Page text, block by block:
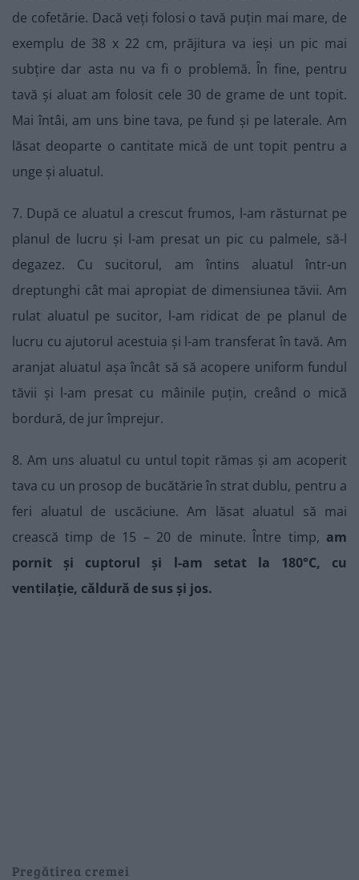
de cofetărie. Dacă veți folosi o tavă puțin mai mare, de
exemplu de 38 x 22 cm, prăjitura va ieși un pic mai
subțire dar asta nu va fi o problemă. În fine, pentru
tavă și aluat am folosit cele 30 de grame de unt topit.
Mai întâi, am uns bine tava, pe fund și pe laterale. Am
lăsat deoparte o cantitate mică de unt topit pentru a
unge și aluatul.
7. După ce aluatul a crescut frumos, l-am răsturnat pe
planul de lucru și l-am presat un pic cu palmele, să-l
degazez. Cu sucitorul, am întins aluatul într-un
dreptunghi cât mai apropiat de dimensiunea tăvii. Am
rulat aluatul pe sucitor, l-am ridicat de pe planul de
lucru cu ajutorul acestuia și l-am transferat în tavă. Am
aranjat aluatul așa încât să să acopere uniform fundul
tăvii și l-am presat cu mâinile puțin, creând o mică
bordură, de jur împrejur.
8. Am uns aluatul cu untul topit rămas și am acoperit
tava cu un prosop de bucătărie în strat dublu, pentru a
feri aluatul de uscăciune. Am lăsat aluatul să mai
crească timp de 15 – 20 de minute. Între timp, am
pornit și cuptorul și l-am setat la 180°C, cu
ventilație, căldură de sus și jos.
Pregătirea cremei